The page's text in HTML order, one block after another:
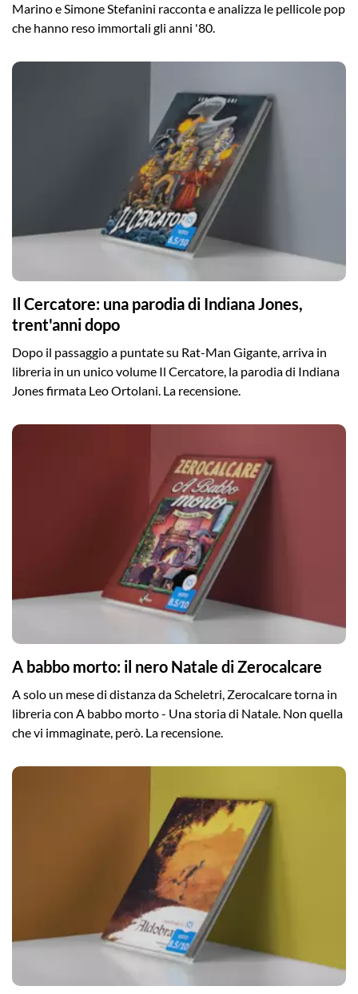
Marino e Simone Stefanini racconta e analizza le pellicole pop
che hanno reso immortali gli anni '80.
Il Cercatore: una parodia di Indiana Jones,
trent'anni dopo
Dopo il passaggio a puntate su Rat-Man Gigante, arriva in
libreria in un unico volume Il Cercatore, la parodia di Indiana
Jones firmata Leo Ortolani. La recensione.
A babbo morto: il nero Natale di Zerocalcare
A solo un mese di distanza da Scheletri, Zerocalcare torna in
libreria con A babbo morto - Una storia di Natale. Non quella
che vi immaginate, però. La recensione.